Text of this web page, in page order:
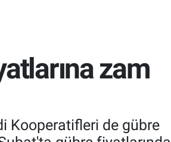
zam
Kooperatifleri de gübre